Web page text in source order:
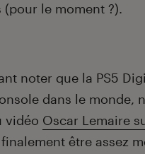
(pour le moment ?).
noter que la PS5
dans le monde,
vidéo Oscar Lemaire
être assez